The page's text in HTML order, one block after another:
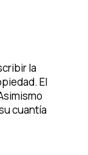
la
El
cuantía